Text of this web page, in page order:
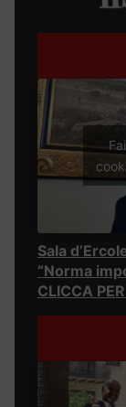
Sala
“Norma
CLICCA